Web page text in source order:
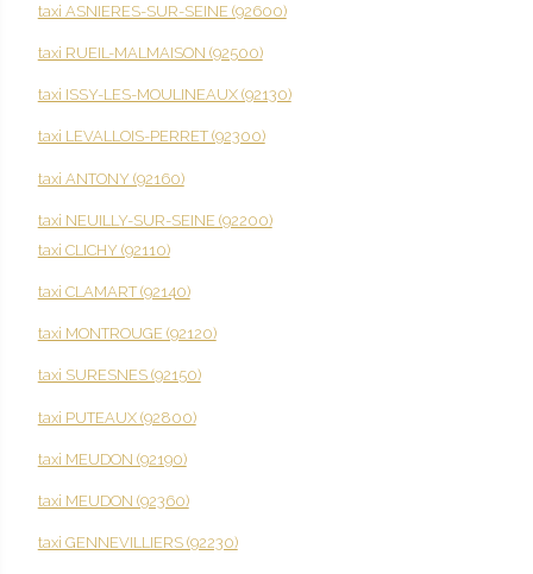
taxi ASNIERES-SUR-SEINE (92600)
taxi RUEIL-MALMAISON (92500)
taxi ISSY-LES-MOULINEAUX (92130)
taxi LEVALLOIS-PERRET (92300)
taxi ANTONY (92160)
taxi NEUILLY-SUR-SEINE (92200)
taxi CLICHY (92110)
taxi CLAMART (92140)
taxi MONTROUGE (92120)
taxi SURESNES (92150)
taxi PUTEAUX (92800)
taxi MEUDON (92190)
taxi MEUDON (92360)
taxi GENNEVILLIERS (92230)